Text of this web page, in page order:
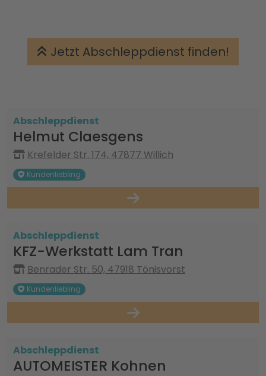
Jetzt Abschleppdienst finden!
Abschleppdienst
Helmut Claesgens
Krefelder Str. 174, 47877 Willich
Kundenliebling
Abschleppdienst
KFZ-Werkstatt Lam Tran
Benrader Str. 50, 47918 Tönisvorst
Kundenliebling
Abschleppdienst
AUTOMEISTER Kohnen